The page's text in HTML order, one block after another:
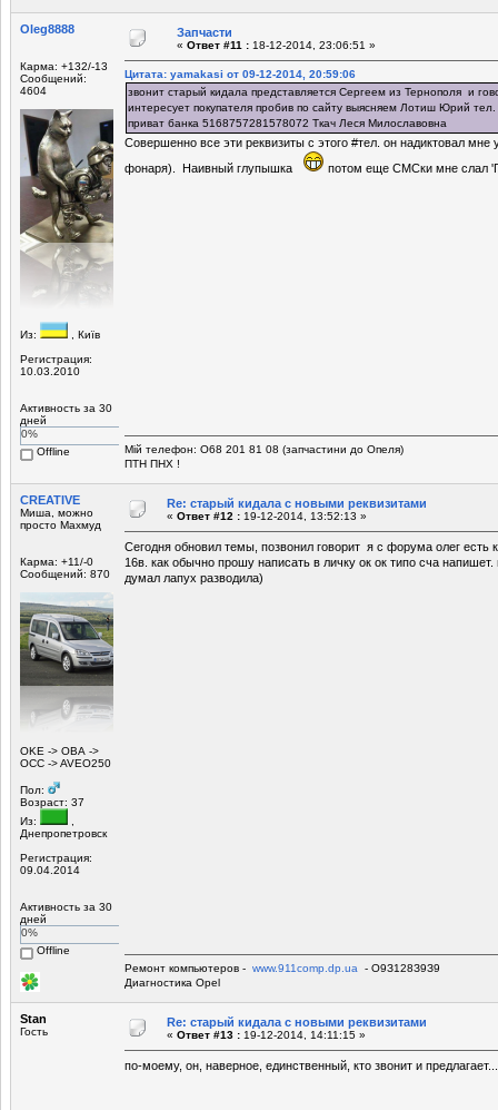
Oleg8888
Карма: +132/-13
Сообщений:
4604
Из:
, Київ
Регистрация:
10.03.2010
Активность за 30
дней
0%
Offline
Запчасти
« Ответ #11 : 18-12-2014, 23:06:51 »
Цитата: yamakasi от 09-12-2014, 20:59:06
звонит старый кидала представляется Сергеем из Тернополя и
интересует покупателя пробив по сайту выясняем Лотиш Юрий
приват банка 5168757281578072 Ткач Леся Милославовна
Совершенно все эти реквизиты с этого #тел. он надиктовал мне
фонаря). Наивный глупышка
потом еще СМСки мне слал
Мій телефон: О68 201 81 08 (запчастини до Опеля)
ПТН ПНХ !
CREATIVE
Миша, можно
просто Махмуд
Карма: +11/-0
Сообщений: 870
OKЕ -> ОВА ->
OCC -> AVEO250
Пол:
Возраст: 37
Из:
Днепропетровск
Регистрация:
09.04.2014
Активность за 30
дней
0%
Offline
Re: старый кидала с новыми реквизитами
« Ответ #12 : 19-12-2014, 13:52:13 »
Сегодня обновил темы, позвонил говорит я с форума олег есть
16в. как обычно прошу написать в личку ок ок типо сча напишет.
думал лапух разводила)
Ремонт компьютеров - www.911comp.dp.ua - О9З128З9З9
Диагностика Opel
Stan
Гость
Re: старый кидала с новыми реквизитами
« Ответ #13 : 19-12-2014, 14:11:15 »
по-моему, он, наверное, единственный, кто звонит и